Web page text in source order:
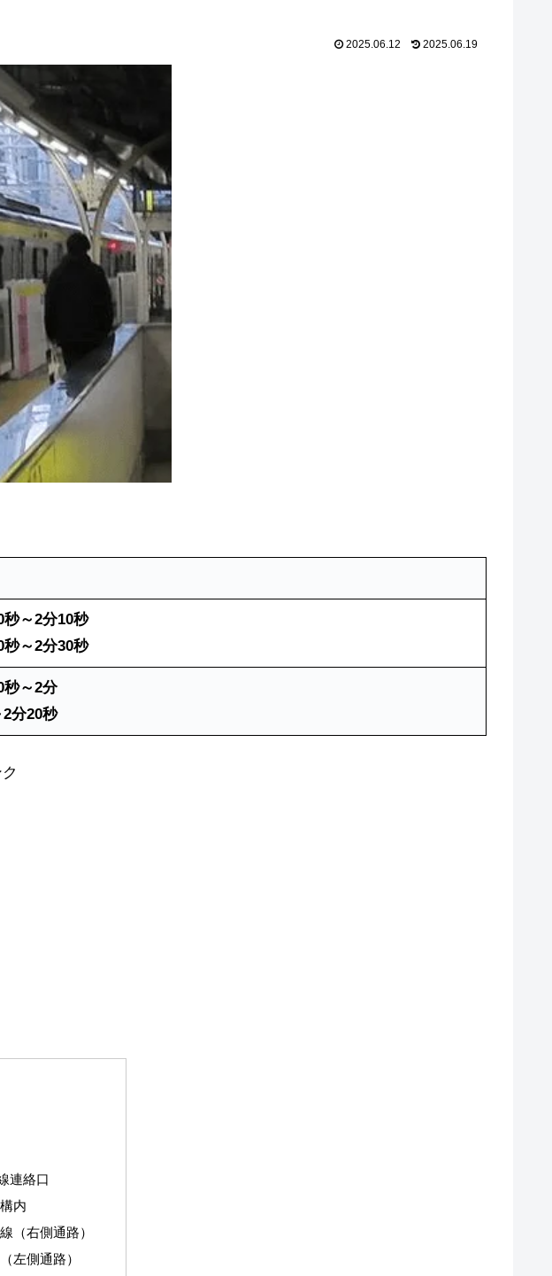
2025.06.12 2025.06.19
秒～2分10秒
秒～2分30秒
秒～2分
分20秒
連絡口
内
（右側通路）
左側通路）